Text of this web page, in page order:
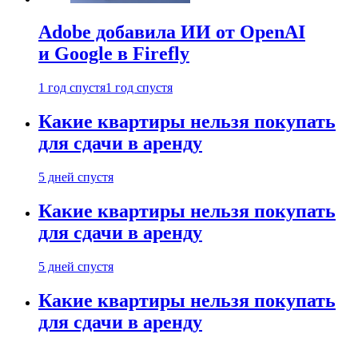
Adobe добавила ИИ от OpenAI
и Google в Firefly
1 год спустя1 год спустя
Какие квартиры нельзя покупать
для сдачи в аренду
5 дней спустя
Какие квартиры нельзя покупать
для сдачи в аренду
5 дней спустя
Какие квартиры нельзя покупать
для сдачи в аренду